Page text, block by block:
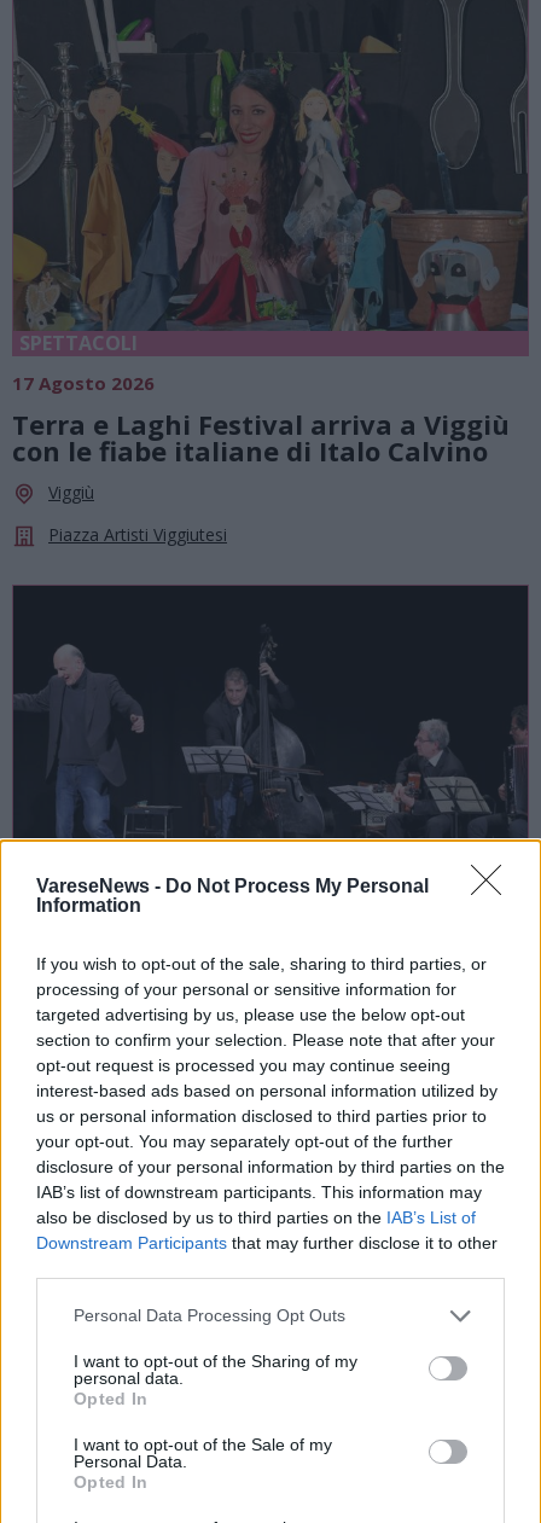
VareseNews - Do Not Process My Personal
Information
If you wish to opt-out of the sale, sharing to third parties, or
processing of your personal or sensitive information for
targeted advertising by us, please use the below opt-out
section to confirm your selection. Please note that after your
opt-out request is processed you may continue seeing
interest-based ads based on personal information utilized by
us or personal information disclosed to third parties prior to
your opt-out. You may separately opt-out of the further
disclosure of your personal information by third parties on the
IAB’s list of downstream participants. This information may
also be disclosed by us to third parties on the IAB’s List of
Downstream Participants that may further disclose it to other
Personal Data Processing Opt Outs
I want to opt-out of the Sharing of my
personal data.
Opted In
I want to opt-out of the Sale of my
Personal Data.
Opted In
SPETTACOLI
17 Agosto 2026
Terra e Laghi Festival arriva a Viggiù
con le fiabe italiane di Italo Calvino
Viggiù
Piazza Artisti Viggiutesi
SPETTACOLI
17 Agosto 2026
Ad Alta Valle Intelvi appuntamento
con la Milano degli anni ‘60 in musica
Alta Valle Intelvi